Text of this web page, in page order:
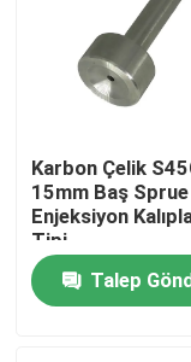
Karbon Çelik
15mm Baş
Enjeksiyon
Tipi
Talep